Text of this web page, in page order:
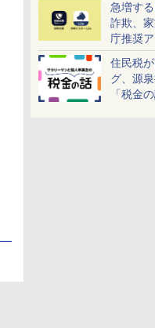
急増す
詐欺、
庁推奨
しよう！
住民税
グ、源
「税金